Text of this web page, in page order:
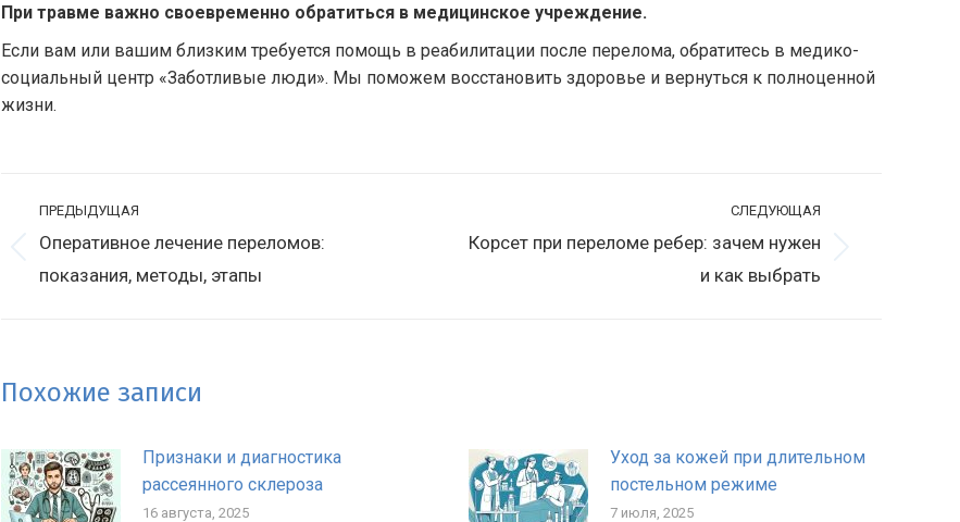
При травме важно своевременно обратиться в медицинское учреждение.
Если вам или вашим близким требуется помощь в реабилитации после перелома, обратитесь в медико-
социальный центр «Заботливые люди». Мы поможем восстановить здоровье и вернуться к полноценной
жизни.
записям
ПРЕДЫДУЩАЯ
Предыдущая
запись:
Оперативное лечение переломов:
показания, методы, этапы
СЛЕДУЮЩАЯ
Следующая
Корсет при переломе ребер: зачем нужен
и как выбрать
Похожие записи
Признаки и диагностика
рассеянного склероза
16 августа, 2025
Уход за кожей при длительном
постельном режиме
7 июля, 2025